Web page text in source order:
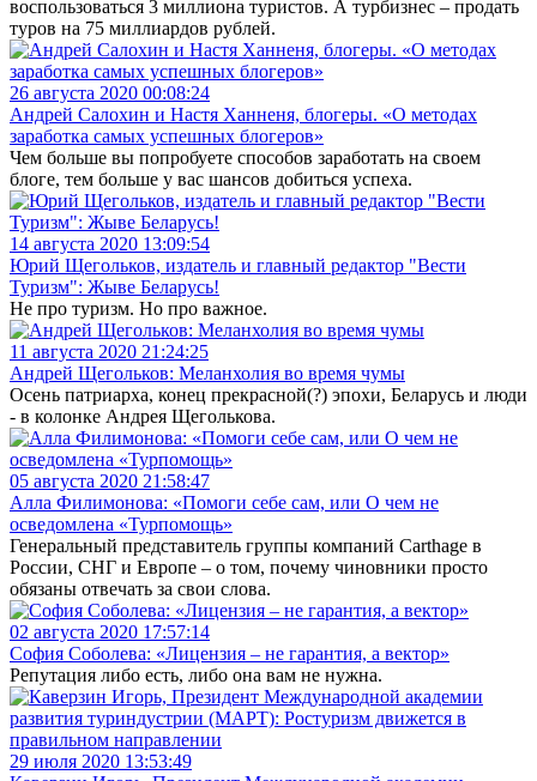
воспользоваться 3 миллиона туристов. А турбизнес – продать
туров на 75 миллиардов рублей.
26 августа 2020 00:08:24
Андрей Салохин и Настя Ханненя, блогеры. «О методах
заработка самых успешных блогеров»
Чем больше вы попробуете способов заработать на своем
блоге, тем больше у вас шансов добиться успеха.
14 августа 2020 13:09:54
Юрий Щегольков, издатель и главный редактор "Вести
Туризм": Жыве Беларусь!
Не про туризм. Но про важное.
11 августа 2020 21:24:25
Андрей Щегольков: Меланхолия во время чумы
Осень патриарха, конец прекрасной(?) эпохи, Беларусь и люди
- в колонке Андрея Щеголькова.
05 августа 2020 21:58:47
Алла Филимонова: «Помоги себе сам, или О чем не
осведомлена «Турпомощь»
Генеральный представитель группы компаний Carthage в
России, СНГ и Европе – о том, почему чиновники просто
обязаны отвечать за свои слова.
02 августа 2020 17:57:14
София Соболева: «Лицензия – не гарантия, а вектор»
Репутация либо есть, либо она вам не нужна.
29 июля 2020 13:53:49